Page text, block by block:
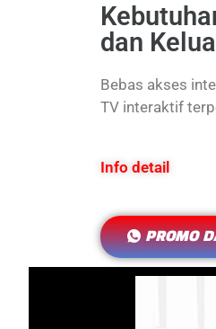
dan
Bebas akses
TV interaktif
Info detail
PROMO